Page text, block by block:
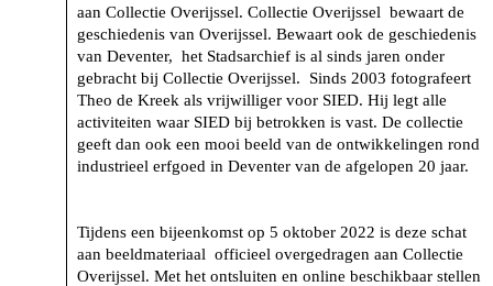
aan Collectie Overijssel. Collectie Overijssel bewaart de
geschiedenis van Overijssel. Bewaart ook de geschiedenis
van Deventer, het Stadsarchief is al sinds jaren onder
gebracht bij Collectie Overijssel. Sinds 2003 fotografeert
Theo de Kreek als vrijwilliger voor SIED. Hij legt alle
activiteiten waar SIED bij betrokken is vast. De collectie
geeft dan ook een mooi beeld van de ontwikkelingen rond
industrieel erfgoed in Deventer van de afgelopen 20 jaar.
Tijdens een bijeenkomst op 5 oktober 2022 is deze schat
aan beeldmateriaal officieel overgedragen aan Collectie
Overijssel. Met het ontsluiten en online beschikbaar stellen